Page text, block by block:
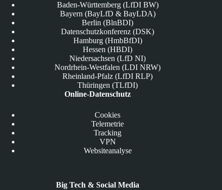
Baden-Württemberg (LfDI BW)
Bayern (BayLfD & BayLDA)
Berlin (BlnBDI)
Datenschutzkonferenz (DSK)
Hamburg (HmbBfDI)
Hessen (HBDI)
Niedersachsen (LfD NI)
Nordrhein-Westfalen (LDI NRW)
Rheinland-Pfalz (LfDI RLP)
Thüringen (TLfDI)
Online-Datenschutz
Cookies
Telemetrie
Tracking
VPN
Websiteanalyse
Big Tech & Social Media